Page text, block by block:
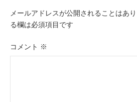
シ
ン
メールアドレスが公開されることはあり
る欄は必須項目です
コメント ※